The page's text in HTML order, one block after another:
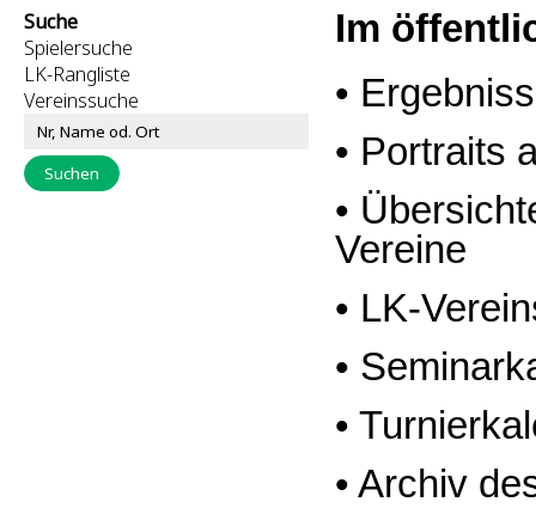
Suche
Spielersuche
LK-Rangliste
Vereinssuche
Im
•
• Portraits
•
Vereine
• LK-
•
•
• Archiv